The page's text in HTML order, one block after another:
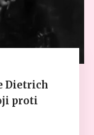
Dietrich
proti